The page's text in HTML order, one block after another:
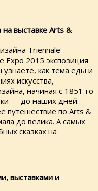
на выставке Arts &
Triennale
Ехро 2015 экспозиция
как тема еды и
искусства,
начиная с 1851-го
— до наших дней.
путешествие по Arts &
до велика. А самых
сказках на
выставками и